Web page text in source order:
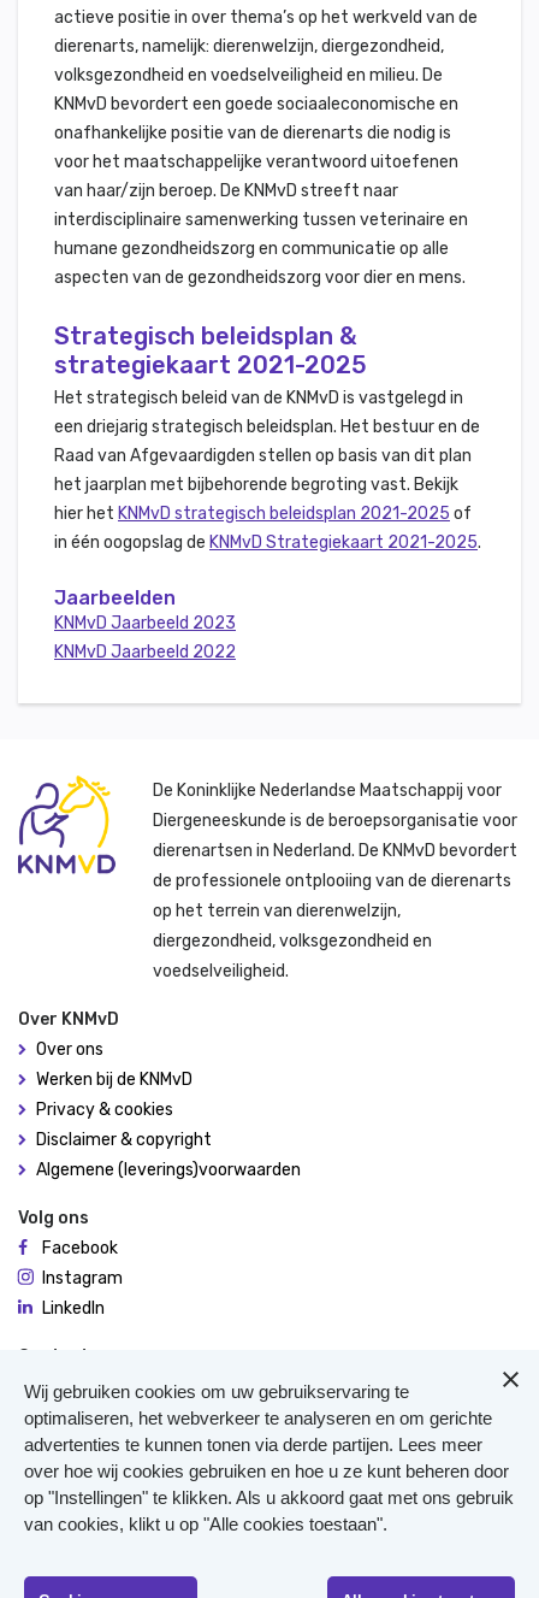
actieve positie in over thema’s op het werkveld van de
dierenarts, namelijk: dierenwelzijn, diergezondheid,
volksgezondheid en voedselveiligheid en milieu. De
KNMvD bevordert een goede sociaaleconomische en
onafhankelijke positie van de dierenarts die nodig is
voor het maatschappelijke verantwoord uitoefenen
van haar/zijn beroep. De KNMvD streeft naar
interdisciplinaire samenwerking tussen veterinaire en
humane gezondheidszorg en communicatie op alle
aspecten van de gezondheidszorg voor dier en mens.
Strategisch beleidsplan &
strategiekaart 2021-2025
Het strategisch beleid van de KNMvD is vastgelegd in
een driejarig strategisch beleidsplan. Het bestuur en de
Raad van Afgevaardigden stellen op basis van dit plan
het jaarplan met bijbehorende begroting vast. Bekijk
hier het KNMvD strategisch beleidsplan 2021-2025 of
in één oogopslag de KNMvD Strategiekaart 2021-2025.
Jaarbeelden
KNMvD Jaarbeeld 2023
KNMvD Jaarbeeld 2022
De Koninklijke Nederlandse Maatschappij voor
Diergeneeskunde is de beroepsorganisatie voor
dierenartsen in Nederland. De KNMvD bevordert
de professionele ontplooiing van de dierenarts
op het terrein van dierenwelzijn,
diergezondheid, volksgezondheid en
voedselveiligheid.
Over KNMvD
Over ons
Werken bij de KNMvD
Privacy & cookies
Disclaimer & copyright
Algemene (leverings)voorwaarden
Volg ons
Facebook
Instagram
LinkedIn
Contact
De Molen 94
3995 AX Houten
0306348900
Meer contact
Veterinair Vangnet
Pers
Wij gebruiken cookies om uw gebruikservaring te
optimaliseren, het webverkeer te analyseren en om gerichte
advertenties te kunnen tonen via derde partijen. Lees meer
over hoe wij cookies gebruiken en hoe u ze kunt beheren door
op "Instellingen" te klikken. Als u akkoord gaat met ons gebruik
van cookies, klikt u op "Alle cookies toestaan".